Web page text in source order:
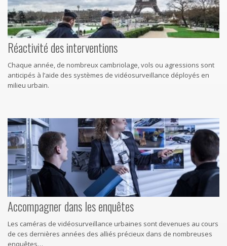
Réactivité des interventions
Chaque année, de nombreux cambriolage, vols ou agressions sont
anticipés à l’aide des systèmes de vidéosurveillance déployés en
milieu urbain.
Accompagner dans les enquêtes
Les caméras de vidéosurveillance urbaines sont devenues au cours
de ces dernières années des alliés précieux dans de nombreuses
enquêtes…